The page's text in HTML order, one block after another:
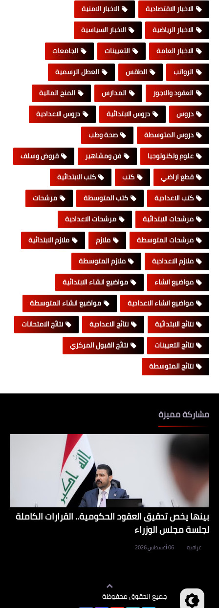
الاخبار الاقتصادية
الاخبار الامنية
الاخبار الرياضية
الاخبار السياسية
الاخبار العامة
التعيينات
الجامعات
الرواتب
الطقس
العطل الرسمية
العقود والاجور
المدارس
المنح المالية
دروس
دروس الابتدائية
دروس الاعدادية
دروس المتوسطة
صحة وطب
علوم وتكنولوجيا
فن ومشاهير
قروض وسلف
قطع اراضي
كتب
كتب الابتدائية
كتب الاعدادية
كتب المتوسطة
مرشحات
مرشحات الابتدائية
مرشحات الاعدادية
مرشحات المتوسطة
ملازم
ملازم الابتدائية
ملازم الاعدادية
ملازم المتوسطة
مواضيع انشاء
مواضيع انشاء الابتدائية
مواضيع انشاء الاعدادية
مواضيع انشاء المتوسطة
نتائج الابتدائية
نتائج الاعدادية
نتائج الامتحانات
نتائج التعيينات
نتائج القبول المركزي
نتائج المتوسطة
مشاركة مميزة
بينها يخص تدقيق العقود الحكومية.. القرارات الكاملة
لجلسة مجلس الوزراء
عراقية 06 أغسطس 2026
جميع الحقوق محفوظة